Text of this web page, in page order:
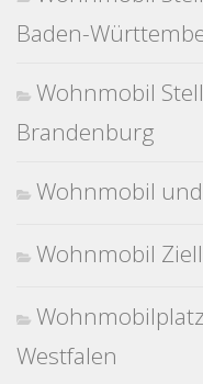
Baden-
Wohnmobil
Brandenburg
Wohnmobil
Wohnmobil
Westfalen